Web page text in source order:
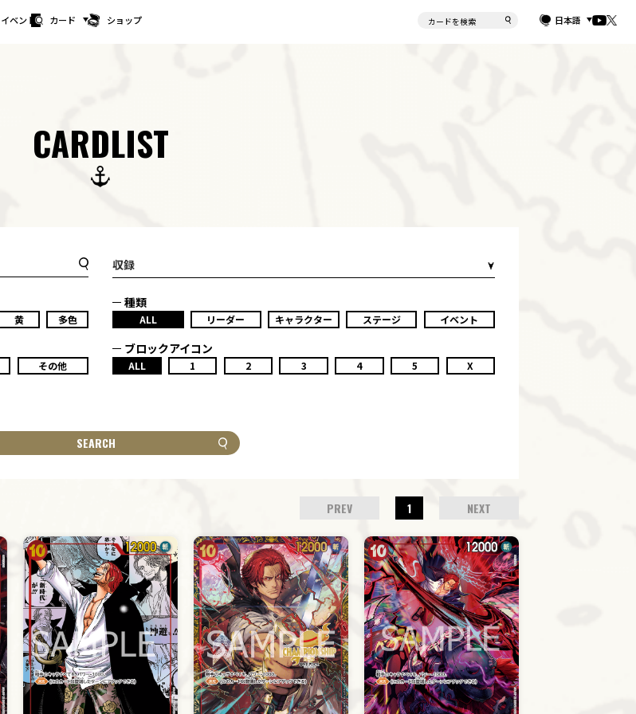
イベント カード ショップ 日本語
CARDLIST
収録
黄 多色
種類
ALL リーダー キャラクター ステージ イベント
その他
ブロックアイコン
ALL 1 2 3 4 5 X
SEARCH
PREV 1 NEXT